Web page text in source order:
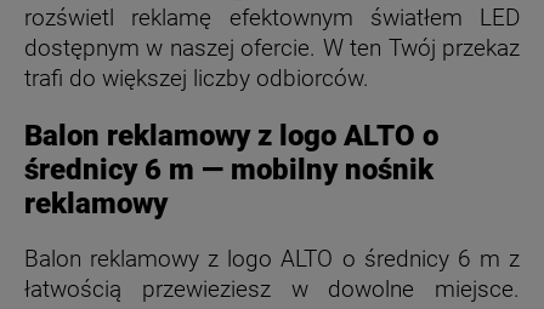
rozświetl reklamę efektownym światłem LED
dostępnym w naszej ofercie. W ten Twój przekaz
trafi do większej liczby odbiorców.
Balon reklamowy z logo ALTO o
średnicy 6 m — mobilny nośnik
reklamowy
Balon reklamowy z logo ALTO o średnicy 6 m z
łatwością przewieziesz w dowolne miejsce.